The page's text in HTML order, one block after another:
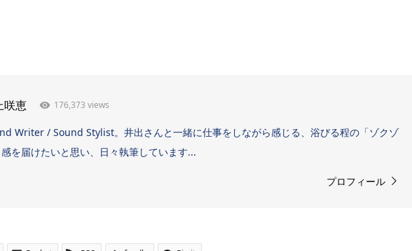
咲恵 176,373 views
Writer / Sound Stylist。井出さんと一緒に仕事をしながら感じる、浴びる程の「ゾクゾ
を届けたいと思い、日々執筆しています...
プロフィール